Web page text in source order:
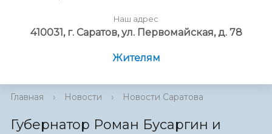
Наш адрес
410031, г. Саратов, ул. Первомайская, д. 78
Жителям
Главная › Новости › Новости Саратова
Губернатор Роман Бусаргин и